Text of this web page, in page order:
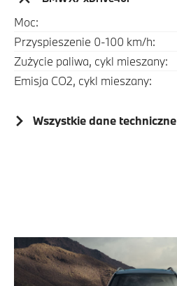
Moc:
Przyspieszenie 0-100 km/h:
Zużycie paliwa, cykl mieszany:
Emisja CO2, cykl mieszany:
Wszystkie dane techniczne